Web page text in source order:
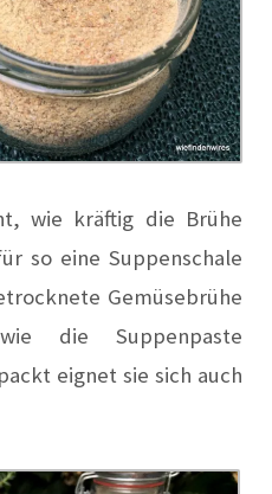
wie kräftig die Brühe
so eine Suppenschale
Gemüsebrühe
die Suppenpaste
eignet sie sich auch